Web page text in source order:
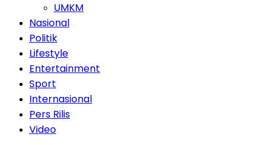
UMKM
Nasional
Politik
Lifestyle
Entertainment
Sport
Internasional
Pers Rilis
Video